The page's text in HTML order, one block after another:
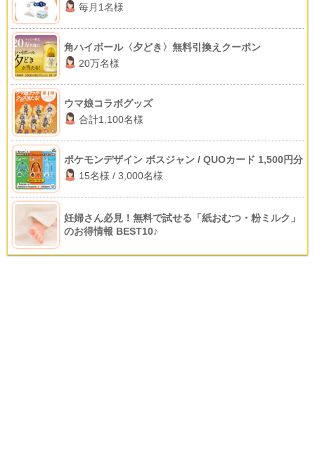
毎月1名様
角ハイボール〈夕どき〉無料引換えクーポン
20万名様
ウマ娘コラボグッズ
合計1,100名様
ポケモンデザイン ボスジャン / QUOカード 1,500円分
15名様 / 3,000名様
妊婦さん必見！無料で試せる「紙おむつ・粉ミルク」
のお得情報 BEST10♪